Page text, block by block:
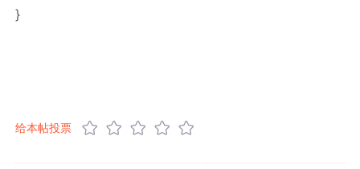
}
给本帖投票